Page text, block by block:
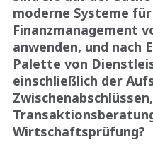
moderne Systeme
Finanzmanagement
anwenden, und nach
Palette von
einschließlich der
Wirtschaftsprüfung?